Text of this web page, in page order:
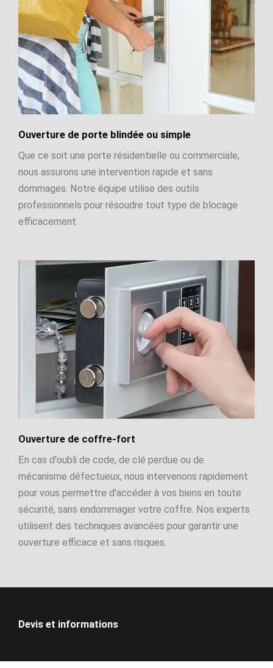
Ouverture de porte blindée ou simple
Que ce soit une porte résidentielle ou commerciale,
nous assurons une intervention rapide et sans
dommages. Notre équipe utilise des outils
professionnels pour résoudre tout type de blocage
efficacement
Ouverture de coffre-fort
En cas d'oubli de code, de clé perdue ou de
mécanisme défectueux, nous intervenons rapidement
pour vous permettre d'accéder à vos biens en toute
sécurité, sans endommager votre coffre. Nos experts
utilisent des techniques avancées pour garantir une
ouverture efficace et sans risques.
Devis et informations